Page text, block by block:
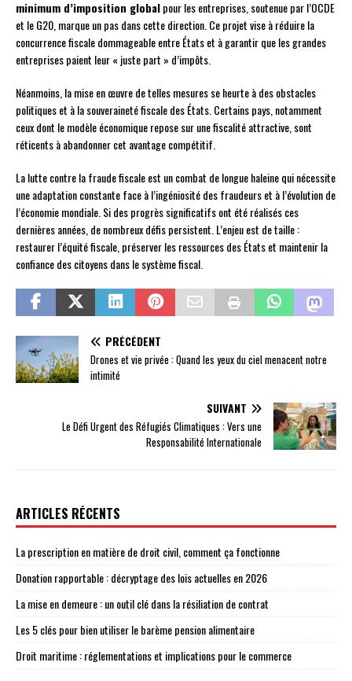
minimum d’imposition globalpour les entreprises, soutenue par l’OCDE
et le G20, marque un pas dans cette direction. Ce projet vise à réduire la
concurrence fiscale dommageable entre États et à garantir que les grandes
entreprises paient leur « juste part » d’impôts.
Néanmoins, la mise en œuvre de telles mesures se heurte à des obstacles
politiques et à la souveraineté fiscale des États. Certains pays, notamment
ceux dont le modèle économique repose sur une fiscalité attractive, sont
réticents à abandonner cet avantage compétitif.
La lutte contre la fraude fiscale est un combat de longue haleine qui nécessite
une adaptation constante face à l’ingéniosité des fraudeurs et à l’évolution de
l’économie mondiale. Si des progrès significatifs ont été réalisés ces
dernières années, de nombreux défis persistent. L’enjeu est de taille :
restaurer l’équité fiscale, préserver les ressources des États et maintenir la
confiance des citoyens dans le système fiscal.
PRÉCÉDENT
Drones et vie privée : Quand les yeux du ciel menacent notre
intimité
SUIVANT
Le Défi Urgent des Réfugiés Climatiques : Vers une
Responsabilité Internationale
ARTICLES RÉCENTS
La prescription en matière de droit civil, comment ça fonctionne
Donation rapportable : décryptage des lois actuelles en 2026
La mise en demeure : un outil clé dans la résiliation de contrat
Les 5 clés pour bien utiliser le barème pension alimentaire
Droit maritime : réglementations et implications pour le commerce